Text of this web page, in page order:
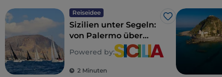
Reiseidee
Like
Sizilien unter Segeln:
von Palermo über
Mondello nach Capo
Gallo
Powered by:
2 Minuten